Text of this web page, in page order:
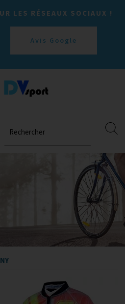
LES RÉSEAUX SOCIAUX !
Avis Google
Rechercher